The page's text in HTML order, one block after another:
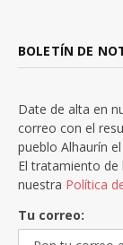
BOLETÍN DE
Date de alta en
correo con el
pueblo Alhaurín
El tratamiento
nuestra Política
Tu correo: